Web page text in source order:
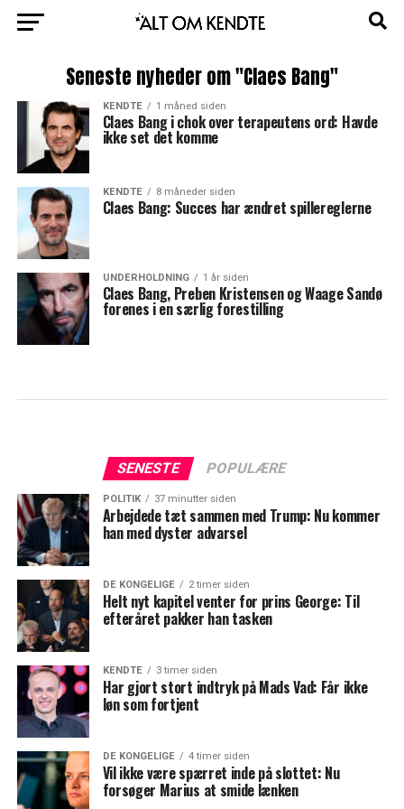
Seneste nyheder om "Claes Bang"
KENDTE 1 måned siden
Claes Bang i chok over terapeutens ord: Havde
ikke set det komme
KENDTE 8 måneder siden
Claes Bang: Succes har ændret spillereglerne
UNDERHOLDNING 1 år siden
Claes Bang, Preben Kristensen og Waage Sandø
forenes i en særlig forestilling
SENESTE POPULÆRE
POLITIK 37 minutter siden
Arbejdede tæt sammen med Trump: Nu kommer
han med dyster advarsel
DE KONGELIGE 2 timer siden
Helt nyt kapitel venter for prins George: Til
efteråret pakker han tasken
KENDTE 3 timer siden
Har gjort stort indtryk på Mads Vad: Får ikke
løn som fortjent
DE KONGELIGE 4 timer siden
Vil ikke være spærret inde på slottet: Nu
forsøger Marius at smide lænken